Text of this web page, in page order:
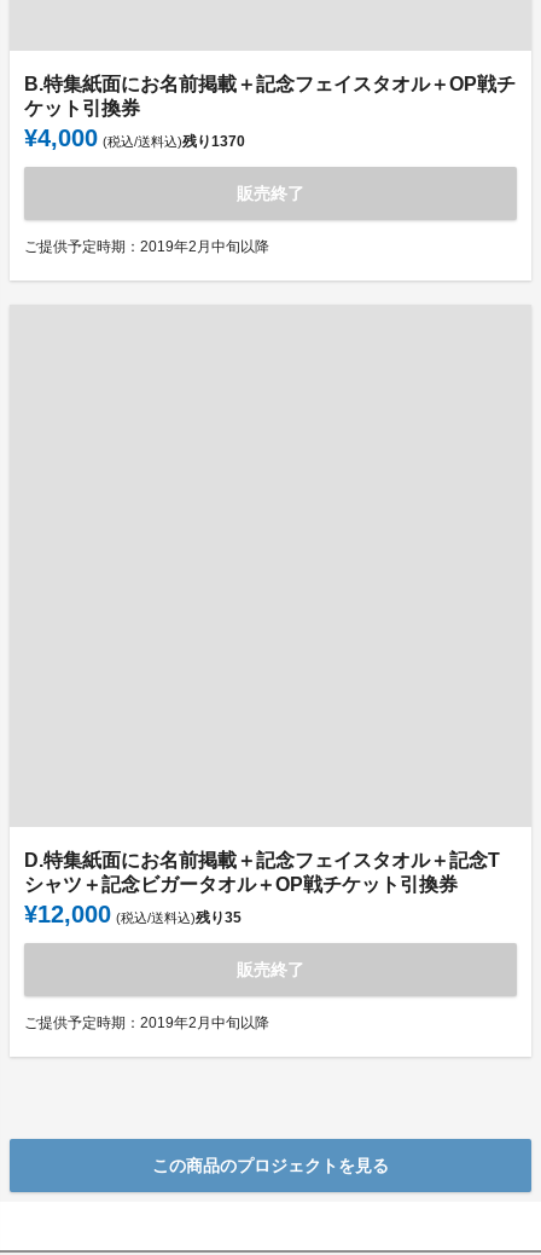
B.特集紙面にお名前掲載＋記念フェイスタオル＋OP戦チ
ケット引換券
¥4,000 (税込/送料込)残り1370
販売終了
ご提供予定時期：2019年2月中旬以降
D.特集紙面にお名前掲載＋記念フェイスタオル＋記念T
シャツ＋記念ビガータオル＋OP戦チケット引換券
¥12,000 (税込/送料込)残り35
販売終了
ご提供予定時期：2019年2月中旬以降
この商品のプロジェクトを見る